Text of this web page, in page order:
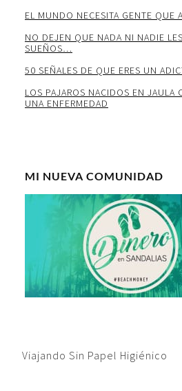
EL MUNDO NECESITA GENTE QUE
NO DEJEN QUE NADA NI NADIE
SUEÑOS…
50 SEÑALES DE QUE ERES UN
LOS PAJAROS NACIDOS EN JAULA
UNA ENFERMEDAD
MI NUEVA COMUNIDAD
Viajando Sin Papel Higiénico